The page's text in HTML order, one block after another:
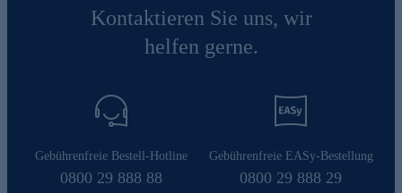
Kontaktieren Sie uns, wir
helfen gerne.
Gebührenfreie Bestell-Hotline
0800 29 888 88
Gebührenfreie EASy-Bestellung
0800 29 888 29